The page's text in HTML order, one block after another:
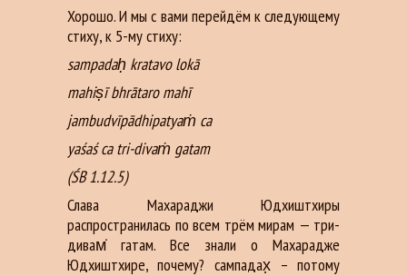
Хорошо. И мы с вами перейдём к следующему
стиху, к 5-му стиху:
sampadaḥ kratavo lokā
mahiṣī bhrātaro mahī
jambudvīpādhipatyaṁ ca
yaśaś ca tri-divaṁ gatam
(ŚB 1.12.5)
Слава Махараджи Юдхиштхиры
распространилась по всем трём мирам — три-
дивам̇ гатам. Все знали о Махарадже
Юдхиштхире, почему? сампадах̣ – потому